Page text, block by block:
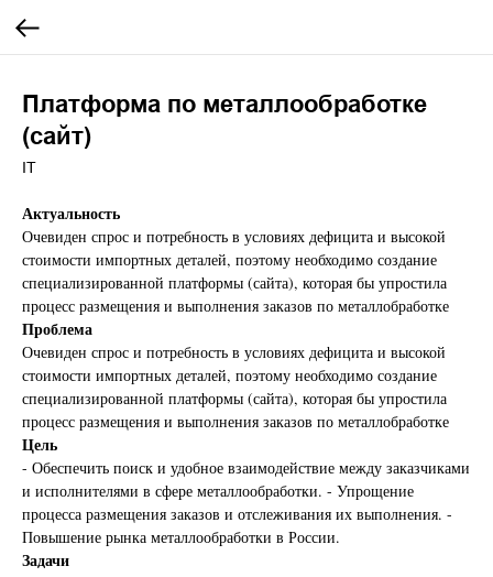
Платформа по металлообработке
(сайт)
IT
Актуальность
Очевиден спрос и потребность в условиях дефицита и высокой
стоимости импортных деталей, поэтому необходимо создание
специализированной платформы (сайта), которая бы упростила
процесс размещения и выполнения заказов по металлобработке
Проблема
Очевиден спрос и потребность в условиях дефицита и высокой
стоимости импортных деталей, поэтому необходимо создание
специализированной платформы (сайта), которая бы упростила
процесс размещения и выполнения заказов по металлобработке
Цель
- Обеспечить поиск и удобное взаимодействие между заказчиками
и исполнителями в сфере металлообработки. - Упрощение
процесса размещения заказов и отслеживания их выполнения. -
Повышение рынка металлообработки в России.
Задачи